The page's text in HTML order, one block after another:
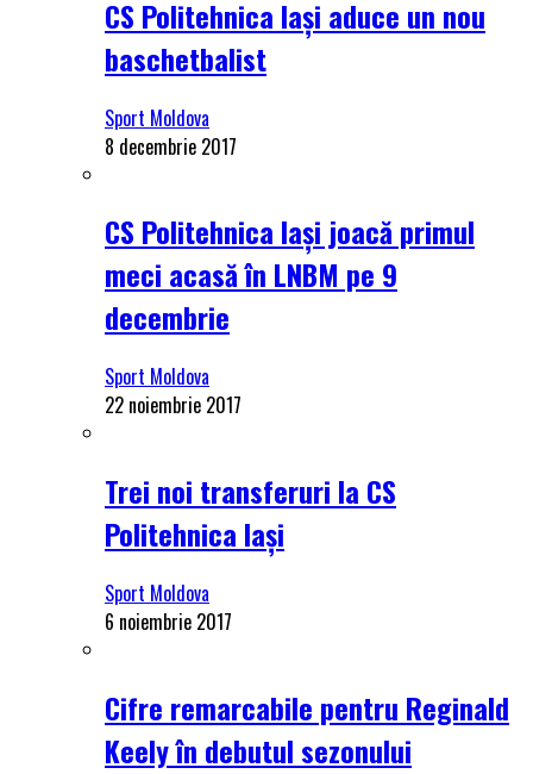
CS Politehnica Iași aduce un nou
baschetbalist
Sport Moldova
8 decembrie 2017
CS Politehnica Iași joacă primul
meci acasă în LNBM pe 9
decembrie
Sport Moldova
22 noiembrie 2017
Trei noi transferuri la CS
Politehnica Iași
Sport Moldova
6 noiembrie 2017
Cifre remarcabile pentru Reginald
Keely în debutul sezonului